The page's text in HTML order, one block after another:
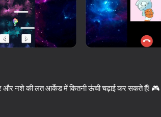
नशे की लत आर्केड में कितनी ऊंची चढ़ाई कर सकते हैं! 🎮